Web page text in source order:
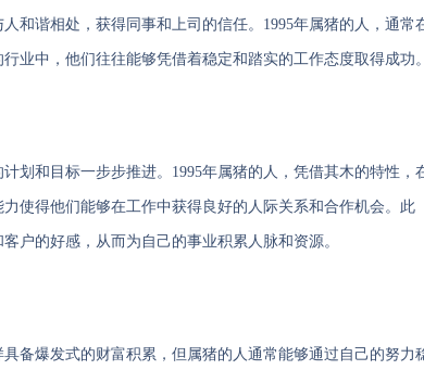
和谐相处，获得同事和上司的信任。1995年属猪的人，通常
业中，他们往往能够凭借着稳定和踏实的工作态度取得成功
划和目标一步步推进。1995年属猪的人，凭借其木的特性，
使得他们能够在工作中获得良好的人际关系和合作机会。此
户的好感，从而为自己的事业积累人脉和资源。
备爆发式的财富积累，但属猪的人通常能够通过自己的努力